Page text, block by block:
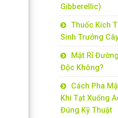
Gibberellic)
Thuốc Kích
Sinh Trưởng
Mật Rỉ
Độc Không?
Cách Pha
Khi Tạt Xuống
Đúng Kỹ Thuật